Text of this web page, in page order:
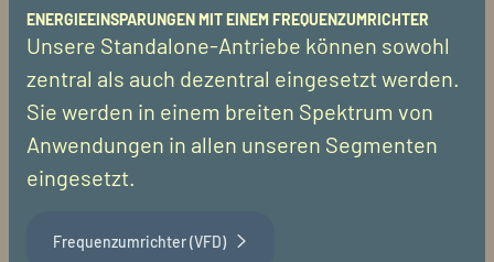
ENERGIEEINSPARUNGEN MIT EINEM FREQUENZUMRICHTER
Unsere Standalone-Antriebe können sowohl
zentral als auch dezentral eingesetzt werden.
Sie werden in einem breiten Spektrum von
Anwendungen in allen unseren Segmenten
eingesetzt.
Frequenzumrichter (VFD)